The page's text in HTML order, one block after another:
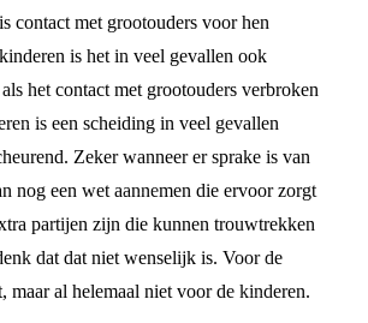
contact met grootouders voor hen
is het in veel gevallen ook
het contact met grootouders verbroken
is een scheiding in veel gevallen
Zeker wanneer er sprake is van
nog een wet aannemen die ervoor zorgt
partijen zijn die kunnen trouwtrekken
dat dat niet wenselijk is. Voor de
maar al helemaal niet voor de kinderen.